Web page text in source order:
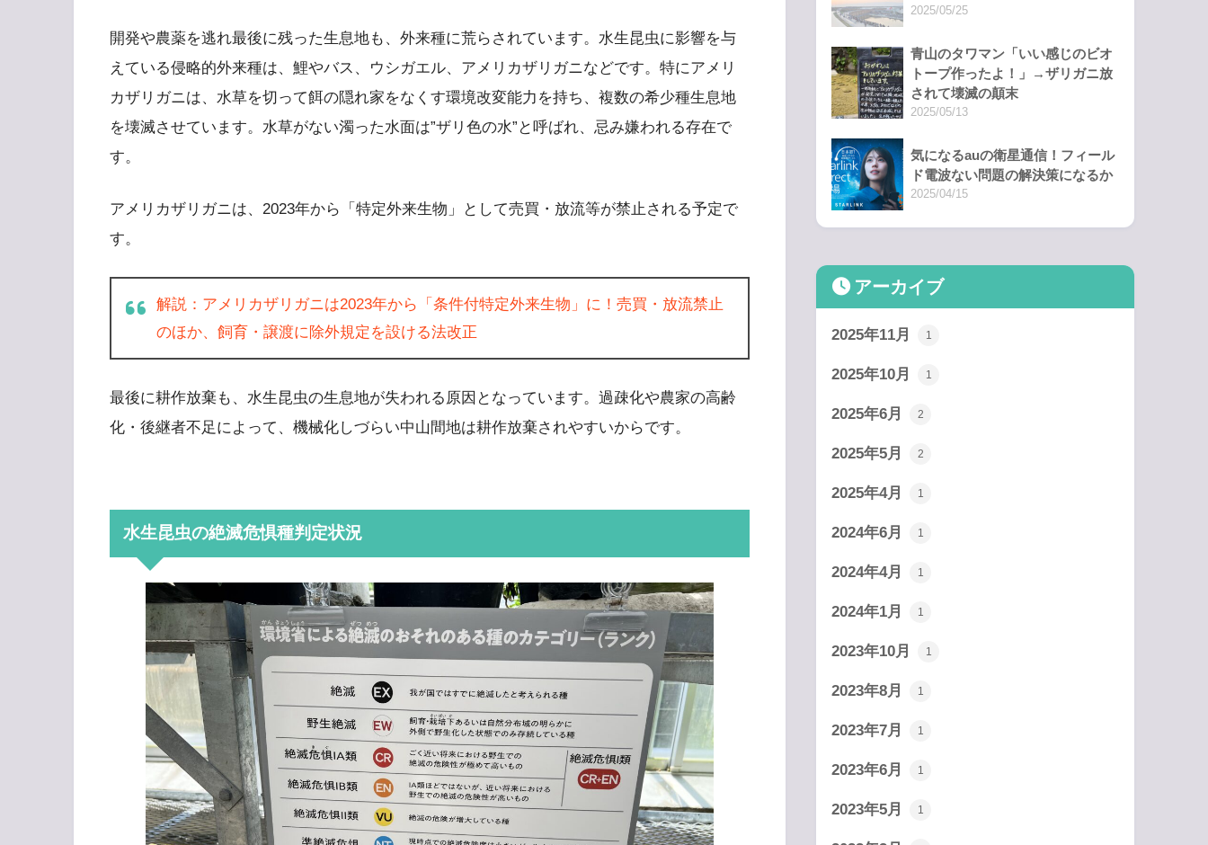
開発や農薬を逃れ最後に残った生息地も、外来種に荒らされています。水生昆虫に影響を与
えている侵略的外来種は、鯉やバス、ウシガエル、アメリカザリガニなどです。特にアメリ
カザリガニは、水草を切って餌の隠れ家をなくす環境改変能力を持ち、複数の希少種生息地
を壊滅させています。水草がない濁った水面は”ザリ色の水”と呼ばれ、忌み嫌われる存在で
す。
アメリカザリガニは、2023年から「特定外来生物」として売買・放流等が禁止される予定で
す。
解説：アメリカザリガニは2023年から「条件付特定外来生物」に！売買・放流禁止
のほか、飼育・譲渡に除外規定を設ける法改正
最後に耕作放棄も、水生昆虫の生息地が失われる原因となっています。過疎化や農家の高齢
化・後継者不足によって、機械化しづらい中山間地は耕作放棄されやすいからです。
水生昆虫の絶滅危惧種判定状況
2025/05/25
青山のタワマン「いい感じのビオ
トープ作ったよ！」→ザリガニ放
されて壊滅の顛末
2025/05/13
気になるauの衛星通信！フィール
ド電波ない問題の解決策になるか
2025/04/15
アーカイブ
2025年11月 1
2025年10月 1
2025年6月 2
2025年5月 2
2025年4月 1
2024年6月 1
2024年4月 1
2024年1月 1
2023年10月 1
2023年8月 1
2023年7月 1
2023年6月 1
2023年5月 1